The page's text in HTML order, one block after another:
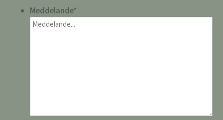
Meddelande*